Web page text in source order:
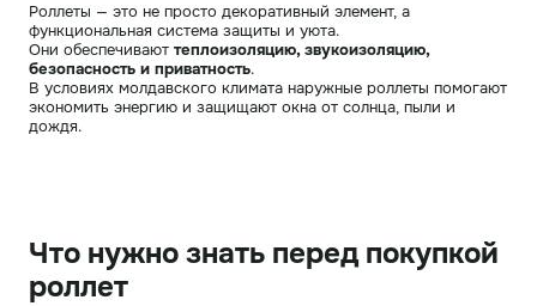
Роллеты — это не просто декоративный элемент, а
функциональная система защиты и уюта.
Они обеспечивают теплоизоляцию, звукоизоляцию,
безопасность и приватность.
В условиях молдавского климата наружные роллеты помогают
экономить энергию и защищают окна от солнца, пыли и
дождя.
Что нужно знать перед покупкой
роллет